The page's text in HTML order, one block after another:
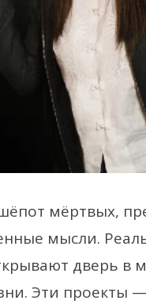
мёртвых,
мысли.
дверь в
Эти проекты